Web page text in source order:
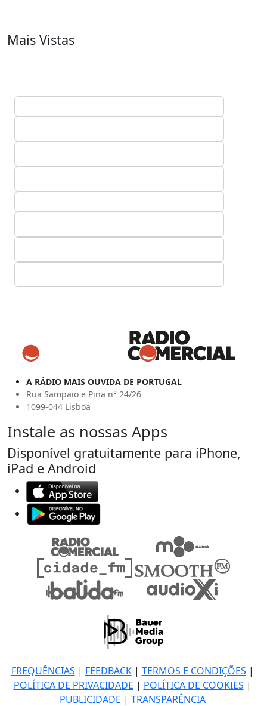
Mais Vistas
A RÁDIO MAIS OUVIDA DE PORTUGAL
Rua Sampaio e Pina n° 24/26
1099-044 Lisboa
Instale as nossas Apps
Disponível gratuitamente para iPhone,
iPad e Android
FREQUÊNCIAS | FEEDBACK| TERMOS E CONDIÇÕES |
POLÍTICA DE PRIVACIDADE | POLÍTICA DE COOKIES |
PUBLICIDADE | TRANSPARÊNCIA